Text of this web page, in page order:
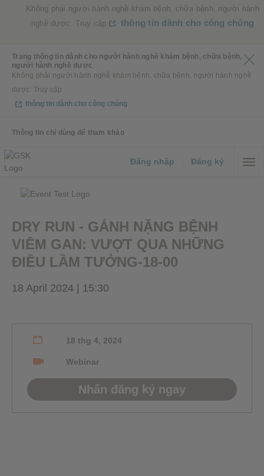
Không phải người hành nghề khám bệnh, chữa bệnh, người hành
nghề dược. Truy cập
thông tin dành cho công chúng
Trang thông tin dành cho người hành nghề khám bệnh, chữa bệnh,
người hành nghề dược
Không phải người hành nghề khám bệnh, chữa bệnh, người hành nghề
dược. Truy cập
thông tin dành cho công chúng
Thông tin chỉ dùng để tham khảo
Đăng nhập Đăng ký
DRY RUN - GÁNH NẶNG BỆNH
VIÊM GAN: VƯỢT QUA NHỮNG
ĐIỀU LẦM TƯỞNG-18-00
18 April 2024 | 15:30
18 thg 4, 2024
Webinar
Nhấn đăng ký ngay